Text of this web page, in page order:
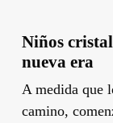
Niños
nueva era
A medida que
camino,